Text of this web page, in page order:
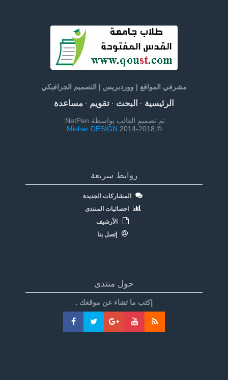
مشرفي المواقع | ووردبريس | التصميم الجرافيكي
الرئيسية· البحث· تقويم· مساعدة
تم تصميم القالب بواسطة NetPen:
© 2014-2018
Mishar DESIGN
روابط سريعة
المشاركات الجديدة
احصائيات المنتدى
الأرشيف
إتصل بنا
حول منتدى
إكتب ما تشاء عن موقغك .